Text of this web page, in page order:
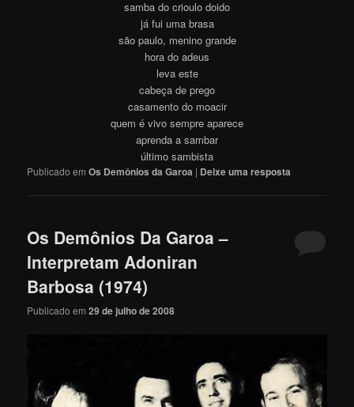
samba do crioulo doido
já fui uma brasa
são paulo, menino grande
hora do adeus
leva este
cabeça de prego
casamento do moacir
quem é vivo sempre aparece
aprenda a sambar
último sambista
Publicado em Os Demônios da Garoa | Deixe uma resposta
Os Demônios Da Garoa –
Interpretam Adoniran
Barbosa (1974)
Publicado em29 de julho de 2008